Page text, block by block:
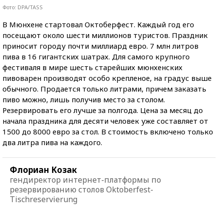
Фото: DPA/TASS
В Мюнхене стартовал Октоберфест. Каждый год его
посещают около шести миллионов туристов. Праздник
приносит городу почти миллиард евро. 7 млн литров
пива в 16 гигантских шатрах. Для самого крупного
фестиваля в мире шесть старейших мюнхенских
пивоварен производят особо крепленое, на градус выше
обычного. Продается только литрами, причем заказать
пиво можно, лишь получив место за столом.
Резервировать его лучше за полгода. Цена за месяц до
начала праздника для десяти человек уже составляет от
1500 до 8000 евро за стол. В стоимость включено только
два литра пива на каждого.
Флориан Козак
гендиректор интернет-платформы по
резервированию столов Oktoberfest-
Tischreservierung